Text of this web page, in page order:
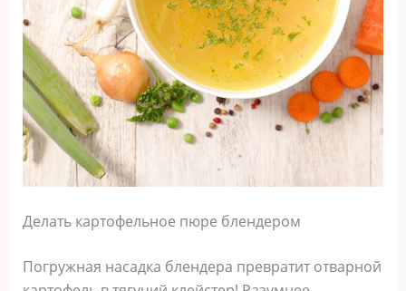
Делать картофельное пюре блендером
Погружная насадка блендера превратит отварной